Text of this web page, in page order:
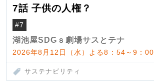
7話 子供の人権？
#7
湖池屋SDGｓ劇場サスとテナ
2026年8月12日（水）よる8：54～9：00
サステナビリティ